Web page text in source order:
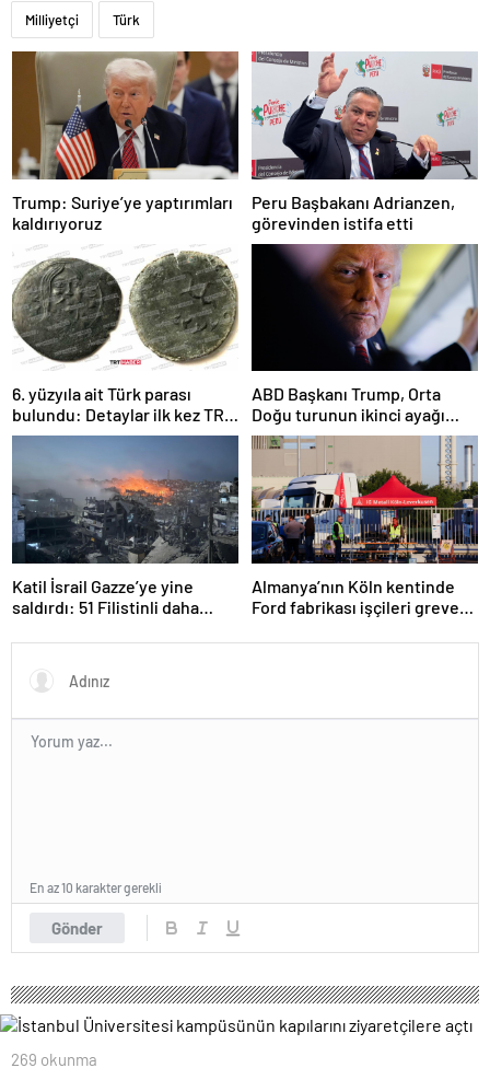
Milliyetçi Türk
Trump: Suriye’ye yaptırımları
kaldırıyoruz
Peru Başbakanı Adrianzen,
görevinden istifa etti
6. yüzyıla ait Türk parası
bulundu: Detaylar ilk kez TRT
Haber’de
ABD Başkanı Trump, Orta
Doğu turunun ikinci ayağı
Katar’da
Katil İsrail Gazze’ye yine
saldırdı: 51 Filistinli daha
Almanya’nın Köln kentinde
Ford fabrikası işçileri greve
Gönder
En az 10 karakter gerekli
269 okunma